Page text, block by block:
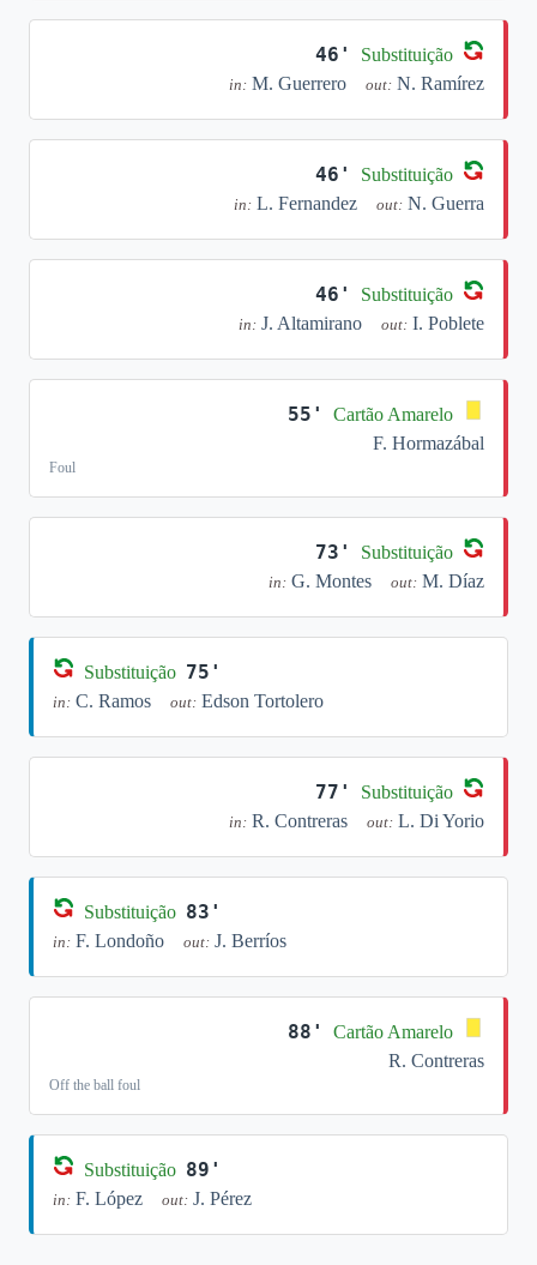
46' Substituição
in: M. Guerrero out: N. Ramírez
46' Substituição
in: L. Fernandez out: N. Guerra
46' Substituição
in: J. Altamirano out: I. Poblete
55'
Cartão Amarelo
F. Hormazábal
Foul
73' Substituição
in: G. Montes out: M. Díaz
Substituição 75'
in: C. Ramos out: Edson Tortolero
77' Substituição
in: R. Contreras out: L. Di Yorio
Substituição 83'
in: F. Londoño out: J. Berríos
88'
Cartão Amarelo
R. Contreras
Off the ball foul
Substituição 89'
in: F. López out: J. Pérez